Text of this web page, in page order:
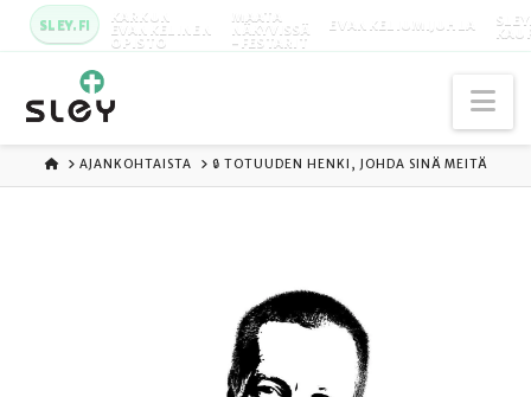
SLEY.FI KARKUN
EVANKELINEN
OPISTO
MAATA
NÄKYVISSÄ
-FESTARIT
EVANKELIUMIJUHLA
ETUSIVU
AJANKOHTAISTA 🔒 TOTUUDEN HENKI, JOHDA SINÄ MEITÄ